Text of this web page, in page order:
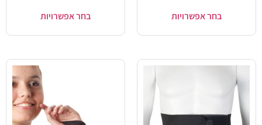
בחר אפשרויות בחר אפשרויות